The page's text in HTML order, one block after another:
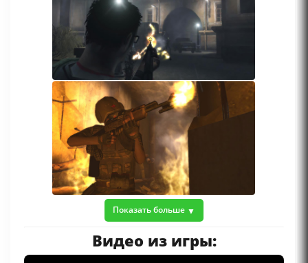
Показать больше
Видео из игры: